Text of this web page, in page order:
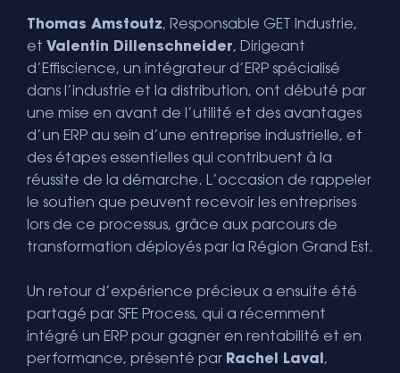
Thomas Amstoutz, Responsable GET Industrie,
et Valentin Dillenschneider, Dirigeant
d’Effiscience, un intégrateur d’ERP spécialisé
dans l’industrie et la distribution, ont débuté par
une mise en avant de l’utilité et des avantages
d’un ERP au sein d’une entreprise industrielle, et
des étapes essentielles qui contribuent à la
réussite de la démarche. L’occasion de rappeler
le soutien que peuvent recevoir les entreprises
lors de ce processus, grâce aux parcours de
transformation déployés par la Région Grand Est.
Un retour d’expérience précieux a ensuite été
partagé par SFE Process, qui a récemment
intégré un ERP pour gagner en rentabilité et en
performance, présenté par Rachel Laval ,